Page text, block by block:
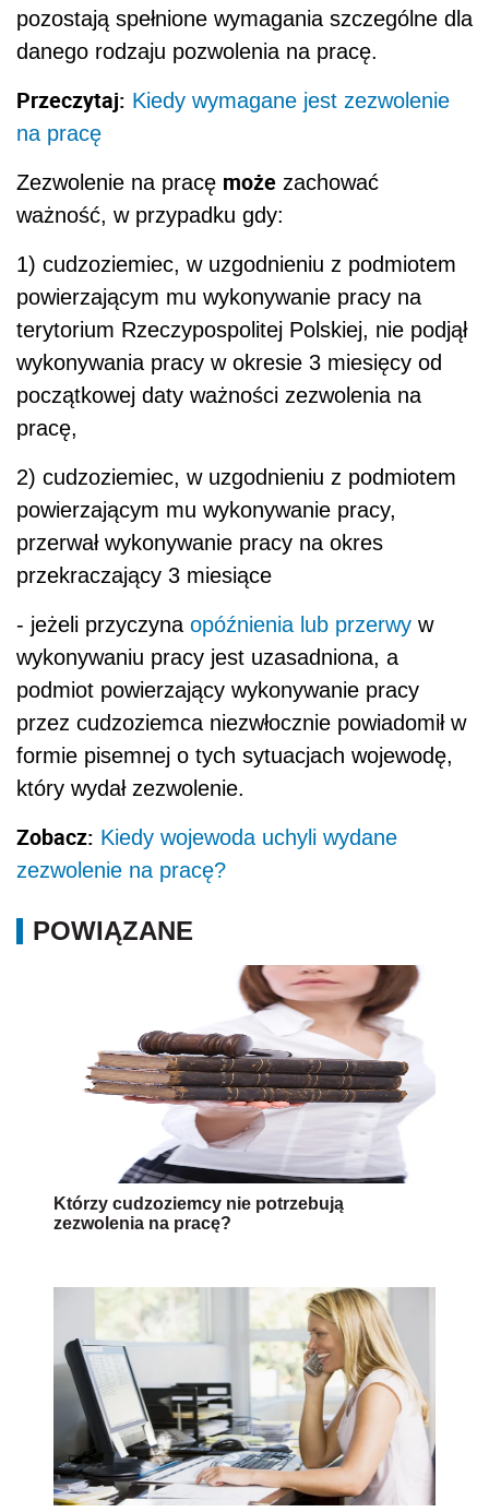
pozostają spełnione wymagania szczególne dla
danego rodzaju pozwolenia na pracę.
Przeczytaj: Kiedy wymagane jest zezwolenie
na pracę
Zezwolenie na pracę może zachować
ważność, w przypadku gdy:
1) cudzoziemiec, w uzgodnieniu z podmiotem
powierzającym mu wykonywanie pracy na
terytorium Rzeczypospolitej Polskiej, nie podjął
wykonywania pracy w okresie 3 miesięcy od
początkowej daty ważności zezwolenia na
pracę,
2) cudzoziemiec, w uzgodnieniu z podmiotem
powierzającym mu wykonywanie pracy,
przerwał wykonywanie pracy na okres
przekraczający 3 miesiące
- jeżeli przyczyna opóźnienia lub przerwy w
wykonywaniu pracy jest uzasadniona, a
podmiot powierzający wykonywanie pracy
przez cudzoziemca niezwłocznie powiadomił w
formie pisemnej o tych sytuacjach wojewodę,
który wydał zezwolenie.
Zobacz: Kiedy wojewoda uchyli wydane
zezwolenie na pracę?
POWIĄZANE
Którzy cudzoziemcy nie potrzebują
zezwolenia na pracę?